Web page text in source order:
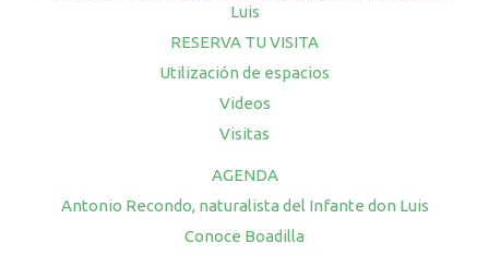
Luis
RESERVA TU VISITA
Utilización de espacios
Videos
Visitas
AGENDA
Antonio Recondo, naturalista del Infante don Luis
Conoce Boadilla